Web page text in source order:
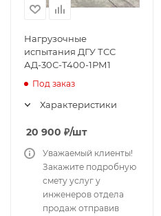
Нагрузочные
испытания ДГУ ТСС
АД-30С-Т400-1РМ1
Под заказ
Характеристики
20 900 ₽/шт
Уважаемый клиенты!
Закажите подробную
смету услуг у
инженеров отдела
продаж отправив